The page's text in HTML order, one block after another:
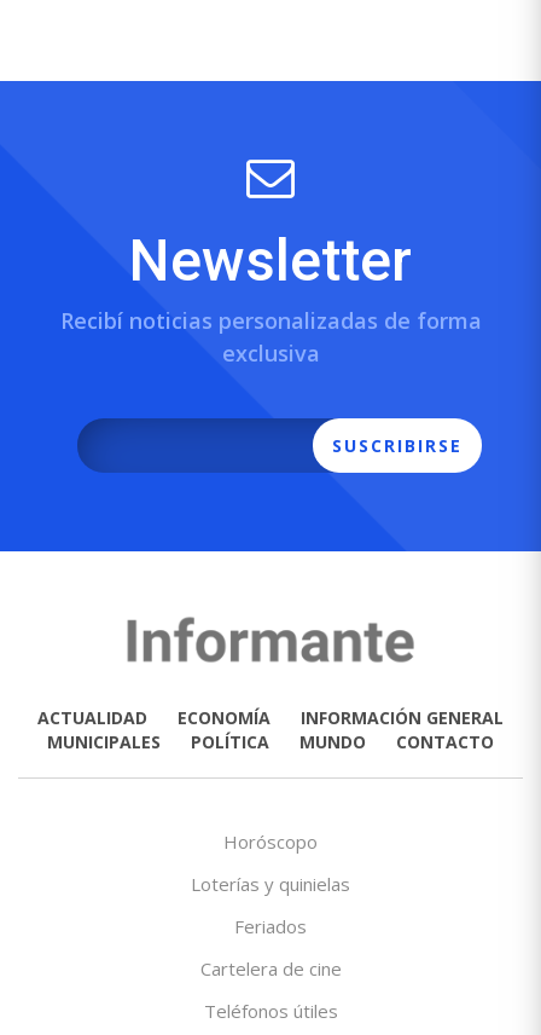
Newsletter
Recibí noticias personalizadas de forma
exclusiva
SUSCRIBIRSE
ACTUALIDAD ECONOMÍA
INFORMACIÓN GENERAL
MUNICIPALES
POLÍTICA MUNDO CONTACTO
Horóscopo
Loterías y quinielas
Feriados
Cartelera de cine
Teléfonos útiles